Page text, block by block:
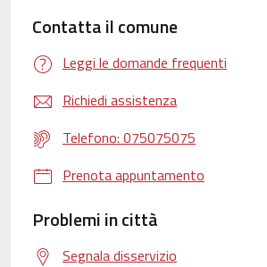
Contatta il comune
Leggi le domande frequenti
Richiedi assistenza
Telefono: 075075075
Prenota appuntamento
Problemi in città
Segnala disservizio